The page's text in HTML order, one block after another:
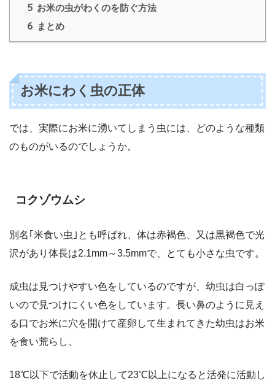
5 お米の虫がわくのを防ぐ方法
6 まとめ
お米にわく虫の正体
では、実際にお米に湧いてしまう虫には、どのような種類
のものがいるのでしょうか。
コクゾウムシ
別名｢米食い虫｣とも呼ばれ、体は赤褐色、又は黒褐色で光
沢があり体長は2.1mm～3.5mmで、とても小さな虫です。
成虫は見つけやすい色をしているのですが、幼虫は白っぽ
いので見つけにくい色をしています。長い鼻のように見え
る口でお米に穴を開けて産卵して生まれてきた幼虫はお米
を食い荒らし、
18℃以下で活動を休止して23℃以上になると活発に活動し